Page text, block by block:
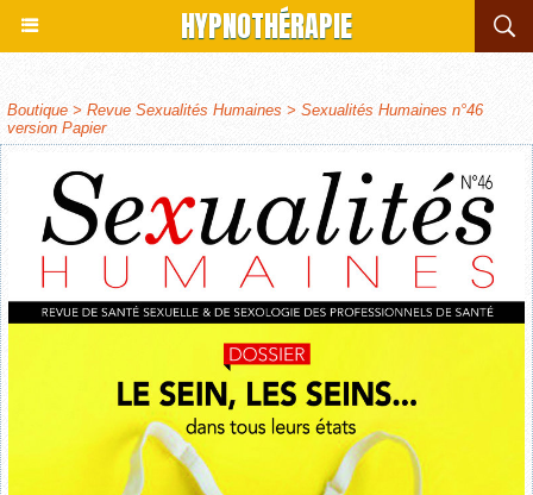
HYPNOTHÉRAPIE
Boutique > Revue Sexualités Humaines > Sexualités Humaines n°46
version Papier